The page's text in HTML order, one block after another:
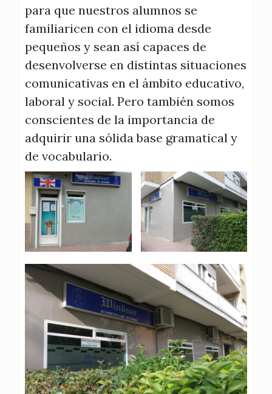
para que nuestros alumnos se
familiaricen con el idioma desde
pequeños y sean así capaces de
desenvolverse en distintas situaciones
comunicativas en el ámbito educativo,
laboral y social. Pero también somos
conscientes de la importancia de
adquirir una sólida base gramatical y
de vocabulario.